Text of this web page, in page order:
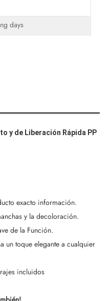
days
y de Liberación Rápida PP
exacto información.
y la decoloración.
de la Función.
un toque elegante a cualquier
incluidos